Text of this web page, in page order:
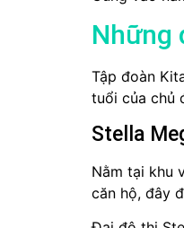
Những
Tập đoàn
tuổi của chủ
Stella
Nằm tại khu
căn hộ, đây